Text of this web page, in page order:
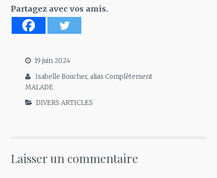
Partagez avec vos amis.
19 juin 2024
Isabelle Boucher, alias Complètement
MALADE
DIVERS ARTICLES
Laisser un commentaire